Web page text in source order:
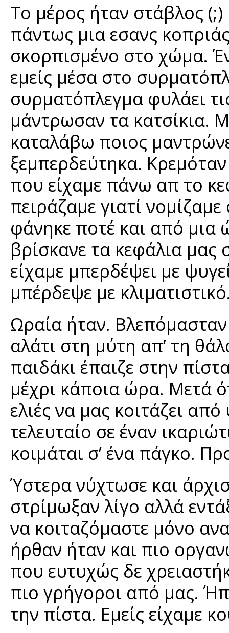
Το μέρος ήταν στάβλος (;)
πάντως μια εσανς
σκορπισμένο στο χώμα.
εμείς μέσα στο
συρματόπλεγμα φυλάει
μάντρωσαν τα κατσίκια.
καταλάβω ποιος
ξεμπερδεύτηκα.
που είχαμε πάνω απ το
πειράζαμε γιατί
φάνηκε ποτέ και από μια
βρίσκανε τα κεφάλια μας
είχαμε μπερδέψει με
μπέρδεψε με
Ωραία ήταν. Βλεπόμασταν
αλάτι στη μύτη απ’ τη
παιδάκι έπαιζε στην
μέχρι κάποια ώρα. Μετά
ελιές να μας κοιτάζει
τελευταίο σε έναν
κοιμάται σ’ ένα πάγκο.
Ύστερα νύχτωσε και
στρίμωξαν λίγο αλλά
να κοιταζόμαστε μόνο
ήρθαν ήταν και πιο
που ευτυχώς δε
πιο γρήγοροι από μας.
την πίστα. Εμείς είχαμε